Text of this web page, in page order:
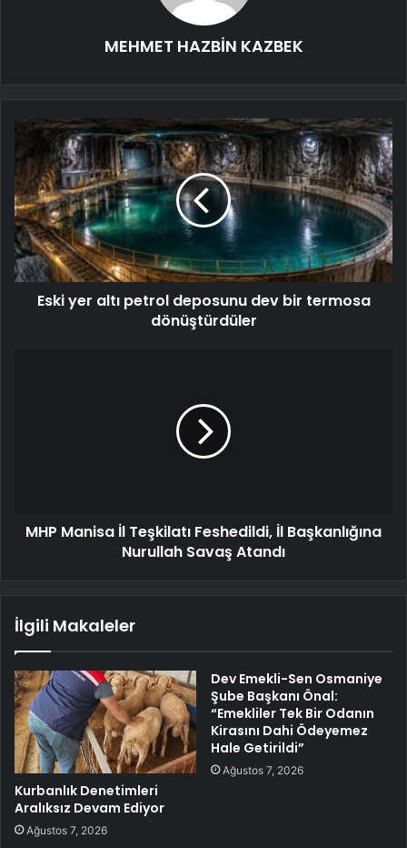
MEHMET HAZBİN KAZBEK
Eski yer altı petrol deposunu dev bir termosa
dönüştürdüler
MHP Manisa İl Teşkilatı Feshedildi, İl Başkanlığına
Nurullah Savaş Atandı
İlgili Makaleler
Kurbanlık Denetimleri
Aralıksız Devam Ediyor
Ağustos 7, 2026
Dev Emekli-Sen Osmaniye
Şube Başkanı Önal:
“Emekliler Tek Bir Odanın
Kirasını Dahi Ödeyemez
Hale Getirildi”
Ağustos 7, 2026